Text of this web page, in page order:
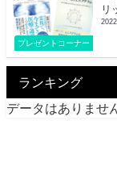
プレゼントコーナー
リ
ランキング
データはありません